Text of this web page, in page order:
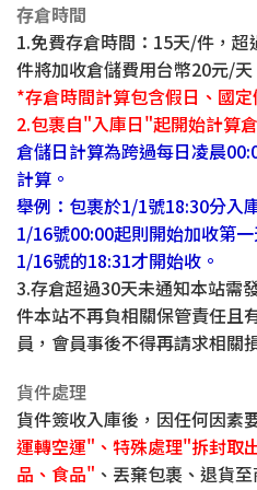
存倉時間
1.免費存倉時間：15天/件，
件將加收倉儲費用台幣20元/天
*存倉時間計算包含假日、國
2.包裹自"入庫日"起開始計算
倉儲日計算為跨過每日凌晨
計算。
舉例：包裹於1/1號18:30分入
1/16號00:00起則開始加收第
1/16號的18:31才開始收。
3.存倉超過30天未通知本站需
件本站不再負相關保管責任且
員，會員事後不得再請求相關
貨件處理
貨件簽收入庫後，因任何因素
運轉空運"、特殊處理"拆封取
品、食品" 、丟棄包裹、退貨